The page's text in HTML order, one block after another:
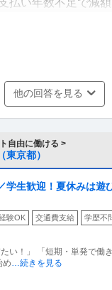
払い年数不足で減
を回避する為に就
他の回答を見る
自由に働ける >
京都）
学生歓迎！夏休みは遊
日払いで稼いで夏休み
験OK 交通費支給 学歴不
い！」 「短期・単発で働
め…続きを見る